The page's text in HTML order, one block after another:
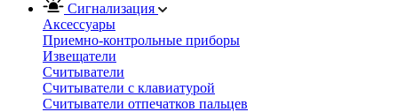
Сигнализация
Аксессуары
Приемно-контрольные приборы
Извещатели
Считыватели
Cчитыватели с клавиатурой
Cчитыватели отпечатков пальцев